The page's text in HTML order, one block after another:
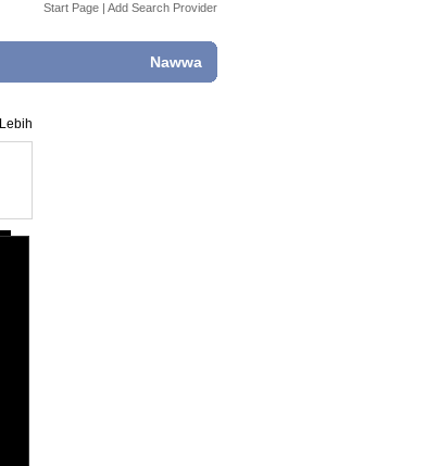
Start Page | Add Search Provider
Nawwa
Lebih